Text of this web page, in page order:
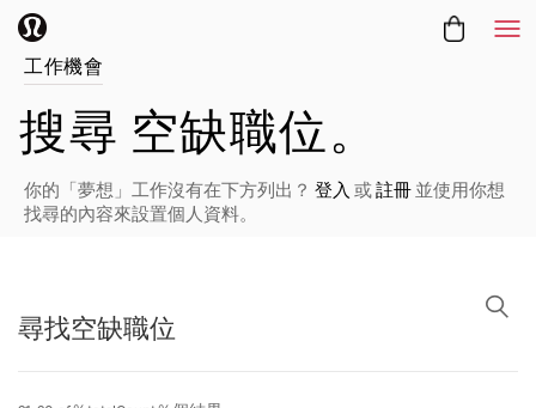
工作機會
搜尋 空缺職位。
你的「夢想」工作沒有在下方列出？ 登入 或註冊 並使用你想
找尋的內容來設置個人資料。
尋找空缺職位